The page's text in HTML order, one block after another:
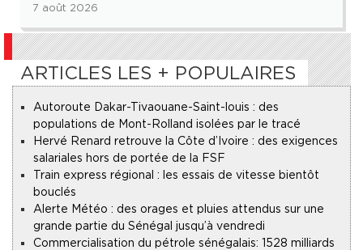
7 août 2026
ARTICLES LES + POPULAIRES
Autoroute Dakar-Tivaouane-Saint-louis : des
populations de Mont-Rolland isolées par le tracé
Hervé Renard retrouve la Côte d’Ivoire : des exigences
salariales hors de portée de la FSF
Train express régional : les essais de vitesse bientôt
bouclés
Alerte Météo : des orages et pluies attendus sur une
grande partie du Sénégal jusqu’à vendredi
Commercialisation du pétrole sénégalais : 1528 milliards